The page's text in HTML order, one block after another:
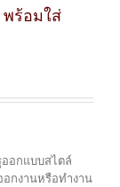
พร้อมใส่
อกแบบสไตล์
อกงานหรือทำงาน